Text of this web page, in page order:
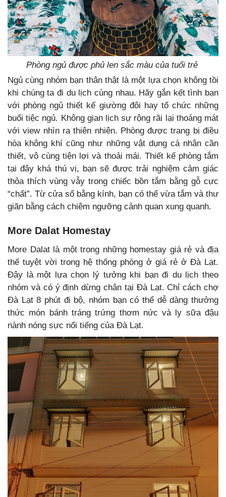
Phòng ngủ được phủ len sắc màu của tuổi trẻ
Ngủ cùng nhóm bạn thân thật là một lựa chọn không tồi
khi chúng ta đi du lịch cùng nhau. Hãy gắn kết tình bạn
với phòng ngủ thiết kế giường đôi hay tổ chức những
buổi tiệc ngủ. Không gian lịch sự rộng rãi lại thoáng mát
với view nhìn ra thiên nhiên. Phòng được trang bị điều
hòa không khí cũng như những vật dụng cá nhân cần
thiết, vô cùng tiện lợi và thoải mái. Thiết kế phòng tắm
tại đây khá thú vị, bạn sẽ được trải nghiệm cảm giác
thỏa thích vùng vẫy trong chiếc bồn tắm bằng gỗ cực
“chất”. Từ cửa sổ bằng kính, bạn có thể vừa tắm và thư
giãn bằng cách chiêm ngưỡng cảnh quan xung quanh.
More Dalat Homestay
More Dalat là một trong những homestay giá rẻ và địa
thế tuyệt vời trong hệ thống phòng ở giá rẻ ở Đà Lạt.
Đây là một lựa chọn lý tưởng khi bạn đi du lịch theo
nhóm và có ý định dừng chân tại Đà Lạt. Chỉ cách chợ
Đà Lạt 8 phút đi bộ, nhóm bạn có thể dễ dàng thưởng
thức món bánh tráng trứng thơm nức và ly sữa đậu
nành nóng sực nổi tiếng của Đà Lạt.